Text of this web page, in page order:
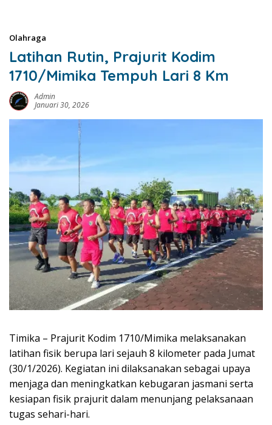
Olahraga
Latihan Rutin, Prajurit Kodim
1710/Mimika Tempuh Lari 8 Km
Admin
Januari 30, 2026
Timika – Prajurit Kodim 1710/Mimika melaksanakan
latihan fisik berupa lari sejauh 8 kilometer pada Jumat
(30/1/2026). Kegiatan ini dilaksanakan sebagai upaya
menjaga dan meningkatkan kebugaran jasmani serta
kesiapan fisik prajurit dalam menunjang pelaksanaan
tugas sehari-hari.